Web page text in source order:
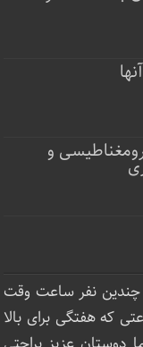
و
چندین نفر ساعت‌ وقت
که هفتگی برای بالا